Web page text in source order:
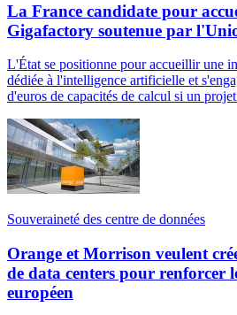
La France candidate pour
Gigafactory soutenue par
L'État se positionne pour accueillir une
dédiée à l'intelligence artificielle et
d'euros de capacités de calcul si un
Souveraineté des centre de données
Orange et Morrison veulent
de data centers pour renforcer
européen